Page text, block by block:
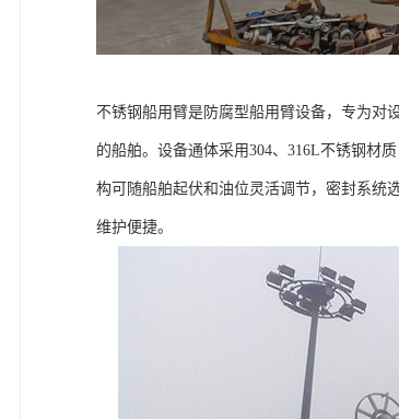
不锈钢船用臂是防腐型船用臂设备，专为对
的船舶。设备通体采用304、316L不锈钢材
构可随船舶起伏和油位灵活调节，密封系统
维护便捷。